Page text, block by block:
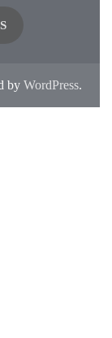
by WordPress.